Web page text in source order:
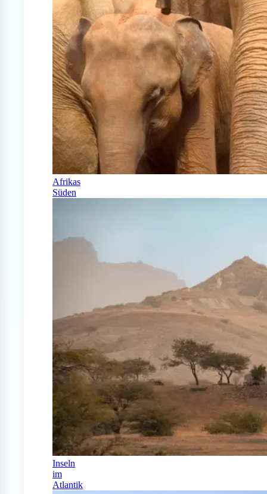
Afrikas
Süden
Inseln
im
Atlantik